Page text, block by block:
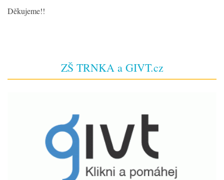
Děkujeme!!
ZŠ TRNKA a GIVT.cz